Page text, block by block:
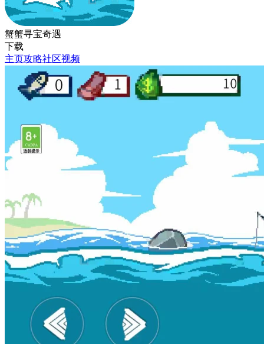
蟹蟹寻宝奇遇
下载
主页攻略社区视频